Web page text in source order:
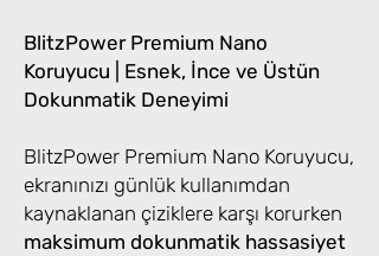
BlitzPower Premium Nano
Koruyucu | Esnek, İnce ve Üstün
Dokunmatik Deneyimi
BlitzPower Premium Nano Koruyucu,
ekranınızı günlük kullanımdan
kaynaklanan çiziklere karşı korurken
maksimum dokunmatik hassasiyet